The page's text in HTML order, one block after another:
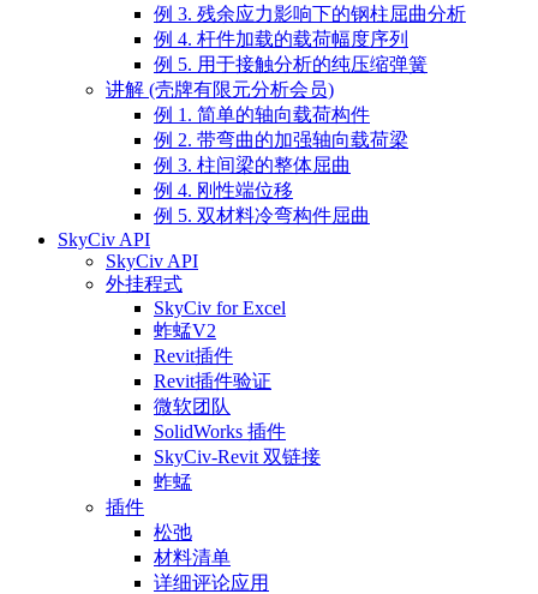
例 3. 残余应力影响下的钢柱屈曲分析
例 4. 杆件加载的载荷幅度序列
例 5. 用于接触分析的纯压缩弹簧
讲解 (壳牌有限元分析会员)
例 1. 简单的轴向载荷构件
例 2. 带弯曲的加强轴向载荷梁
例 3. 柱间梁的整体屈曲
例 4. 刚性端位移
例 5. 双材料冷弯构件屈曲
SkyCiv API
SkyCiv API
外挂程式
SkyCiv for Excel
蚱蜢V2
Revit插件
Revit插件验证
微软团队
SolidWorks 插件
SkyCiv-Revit 双链接
蚱蜢
插件
松弛
材料清单
详细评论应用